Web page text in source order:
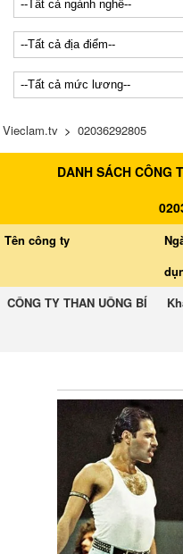
Vieclam.tv > 02036292805
DANH SÁCH CÔNG
Tên công ty
CÔNG TY THAN UÔNG BÍ